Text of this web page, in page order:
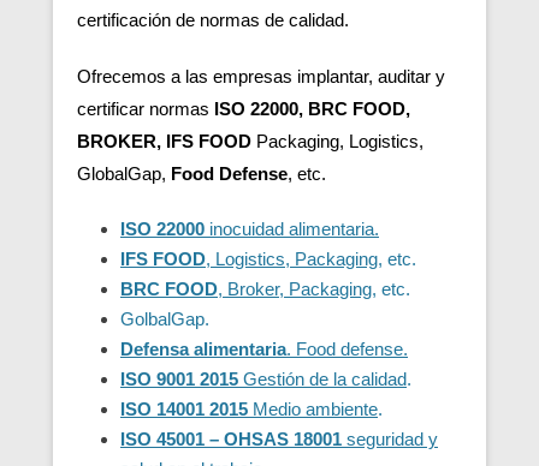
certificación de normas de calidad.
Ofrecemos a las empresas implantar, auditar y
certificar normas ISO 22000, BRC FOOD,
BROKER, IFS FOOD Packaging, Logistics,
GlobalGap, Food Defense, etc.
ISO 22000 inocuidad alimentaria.
IFS FOOD, Logistics, Packaging, etc.
BRC FOOD, Broker, Packaging, etc.
GolbalGap.
Defensa alimentaria. Food defense.
ISO 9001 2015 Gestión de la calidad.
ISO 14001 2015 Medio ambiente.
ISO 45001 – OHSAS 18001 seguridad y